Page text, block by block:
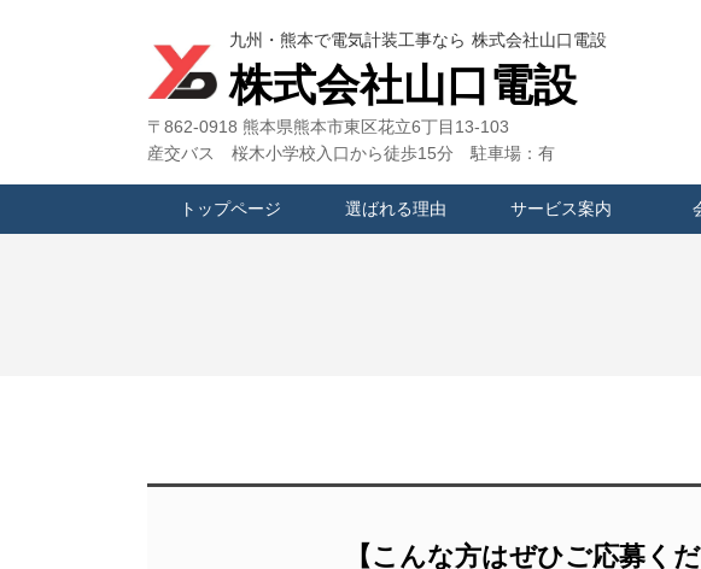
九州・熊本で電気計装工事なら 株式会社山口電設
株式会社山口電設
〒862-0918 熊本県熊本市東区花立6丁目13-103
産交バス 桜木小学校入口から徒歩15分 駐車場：有
トップページ 選ばれる理由 サービス案内
【こんな方はぜひご応募くだ